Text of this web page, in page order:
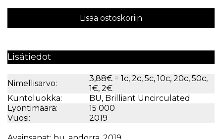
Lisää ostoskoriin
Lisätiedot
Nimellisarvo:
3,88€ = 1c, 2c, 5c, 10c, 20c, 50c,
1€, 2€
Kuntoluokka:
BU, Brilliant Uncirculated
Lyöntimäärä:
15 000
Vuosi:
2019